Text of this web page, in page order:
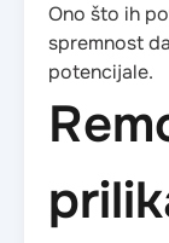
Ono što ih
spremnost
potencijale.